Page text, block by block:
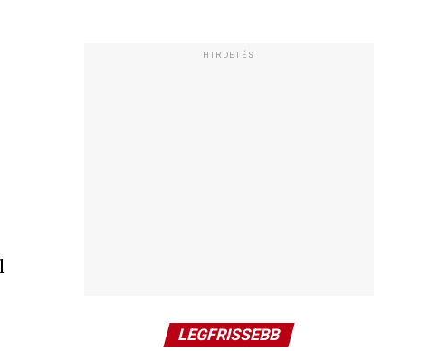
HIRDETÉS
LEGFRISSEBB